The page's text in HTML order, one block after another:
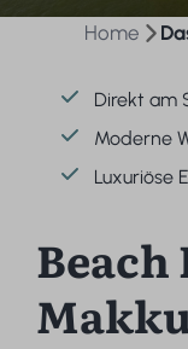
Home
Direkt am
Moderne
Luxuriöse
Beach